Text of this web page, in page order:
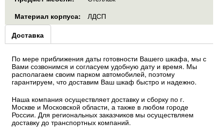
Материал корпуса:
ЛДСП
Group1
Доставка
вкладка)
По мере приближения даты готовности Вашего шкафа, мы с
Вами созвонимся и согласуем удобную дату и время. Мы
располагаем своим парком автомобилей, поэтому
гарантируем, что доставим Ваш шкаф быстро и надежно.
Наша компания осуществляет доставку и сборку по г.
Москве и Московской области, а также в любом городе
России. Для региональных заказчиков мы осуществляем
доставку до транспортных компаний.